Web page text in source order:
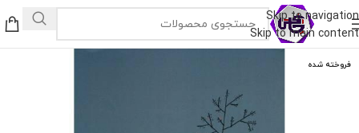
Skip to navigation
Skip to main content
فروخته شده